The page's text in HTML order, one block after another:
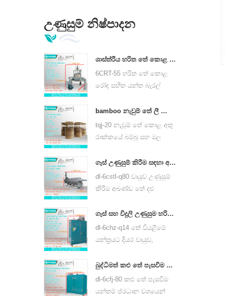
උණුසුම් නිෂ්පාදන
ශාස්ත්රීය හරිත තේ කොළ රෝලන යන්ත්ර 6crt-55
6CRT-55 හරිත තේ කොළ
රෝද සහිත යන්ත බැරල්
400mm, ඵලදායිතාව කිලෝ
ග්රෑම් 75 කි
bamboo නැවුම් තේ ලී කොළ රාක්ක tqj-20
tqj-20 නැවුම් තේ කොළ අතු
රාක්කයේ බම්බු සහ මල
සියලු වර්ගවල තේ සඳහා
භාවිතා කළ හැකිය.
ගෑස් උණුසුම් කිරීම සඳහා අඛණ්ඩ තේ දළු නෙලන යන්ත්රයක් 6cstl-q80
dl-6cstl-q80 වායුව උණුසුම්
කිරීම අඛණ්ඩ තේ දළු
තේ, ඕලොන්ග් තේ සහ
වෙනත් අය වැනි තේ වර්ග
සඳහා භාවිතා කළ හැකිය.
ගෑස් සහ විදුලි උණුසුම හරිත තේ කොළ වියළුම් යන්ත්‍රය 6chz-q14
dl-6chz-q14 තේ වියළීමේ
යන්ත්‍රයට දියර වායුව,
භාවිතා කළ හැකි අතර හරිත
තේ, කළු තේ, ඔලොන්ග් තේ
වැනි බොහෝ වර්ගවල තේ
බුද්ධිමත් කළු තේ පැසවීම යන්ත්ර 6cfj-80
dl-6cfj-80 කළු තේ පැසවීම
යන්තම් ප්රධාන වශයෙන්